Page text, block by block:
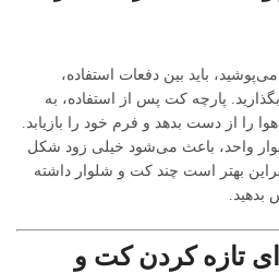
باید بین دفعات استفاده،
فاصله بگذارید. پارچه کت پس از استفاده، به
را از دست بدهد و فرم خود را بازیابد.
واحد، باعث می‌شود خیلی زود شکل
بهتر است چند کت و شلوار داشته
بدهید.
تازه کردن کت و